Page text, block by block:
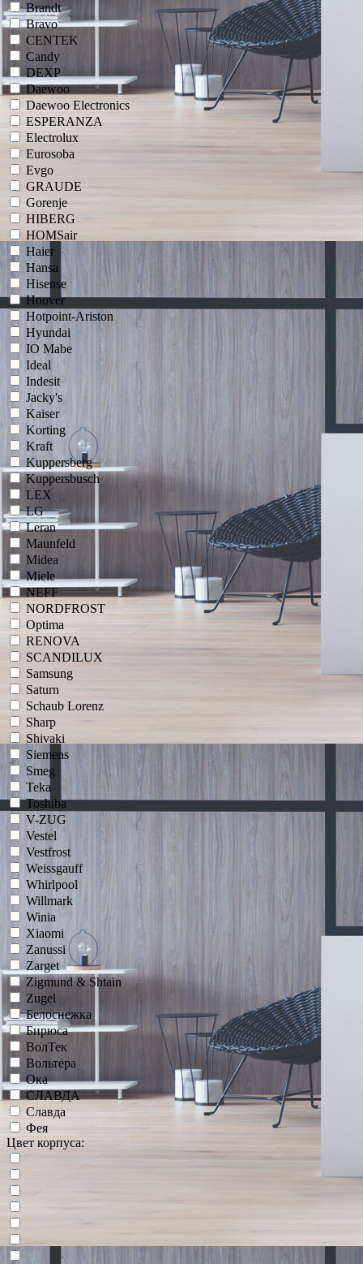
Brandt
Bravo
CENTEK
Candy
DEXP
Daewoo
Daewoo Electronics
ESPERANZA
Electrolux
Eurosoba
Evgo
GRAUDE
Gorenje
HIBERG
HOMSair
Haier
Hansa
Hisense
Hoover
Hotpoint-Ariston
Hyundai
IO Mabe
Ideal
Indesit
Jacky's
Kaiser
Korting
Kraft
Kuppersberg
Kuppersbusch
LEX
LG
Leran
Maunfeld
Midea
Miele
NEFF
NORDFROST
Optima
RENOVA
SCANDILUX
Samsung
Saturn
Schaub Lorenz
Sharp
Shivaki
Siemens
Smeg
Teka
Toshiba
V-ZUG
Vestel
Vestfrost
Weissgauff
Whirlpool
Willmark
Winia
Xiaomi
Zanussi
Zarget
Zigmund & Shtain
Zugel
Белоснежка
Бирюса
ВолТек
Вольтера
Ока
СЛАВДА
Славда
Фея
Цвет корпуса: